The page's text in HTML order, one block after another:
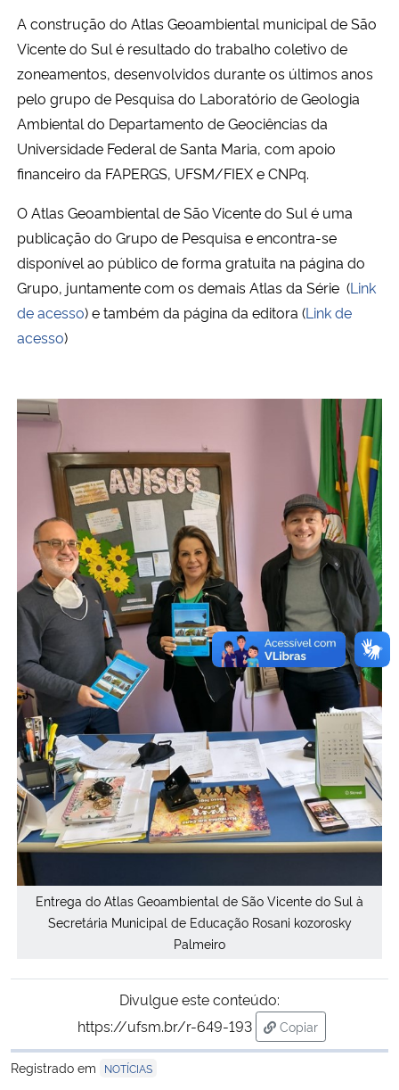
Advocacia-Geral da União
Banco Central do Brasil
Planalto
A construção do Atlas Geoambiental municipal de São
Vicente do Sul é resultado do trabalho coletivo de
zoneamentos, desenvolvidos durante os últimos anos
pelo grupo de Pesquisa do Laboratório de Geologia
Ambiental do Departamento de Geociências da
Universidade Federal de Santa Maria, com apoio
financeiro da FAPERGS, UFSM/FIEX e CNPq.
O Atlas Geoambiental de São Vicente do Sul é uma
publicação do Grupo de Pesquisa e encontra-se
disponível ao público de forma gratuita na página do
Grupo, juntamente com os demais Atlas da Série (Link
de acesso) e também da página da editora (Link de
acesso)
Entrega do Atlas Geoambiental de São Vicente do Sul à
Secretária Municipal de Educação Rosani kozorosky
Palmeiro
Divulgue este conteúdo:
https://ufsm.br/r-649-193
Copiar
para área de
Registrado em
NOTÍCIAS